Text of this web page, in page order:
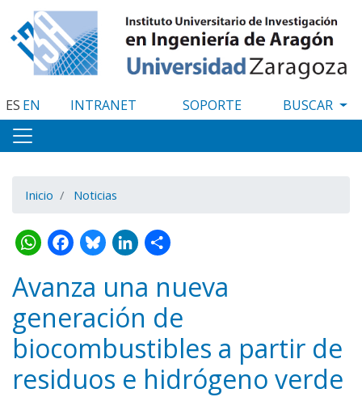
al
contenido
principal
ES EN INTRANET SOPORTE
Inicio Noticias
WhatsApp
Facebook
Bluesky
LinkedIn
Share
Avanza una nueva
generación de
biocombustibles a partir de
residuos e hidrógeno verde